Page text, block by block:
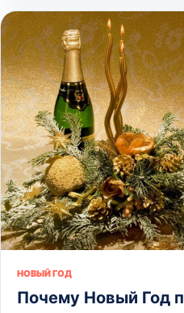
НОВЫЙ ГОД
Почему Новый Год